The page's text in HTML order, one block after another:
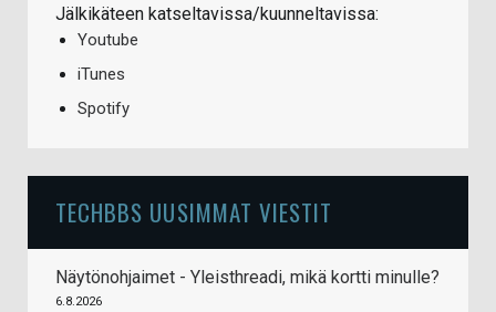
Jälkikäteen katseltavissa/kuunneltavissa:
Youtube
iTunes
Spotify
TECHBBS UUSIMMAT VIESTIT
Näytönohjaimet - Yleisthreadi, mikä kortti minulle?
6.8.2026